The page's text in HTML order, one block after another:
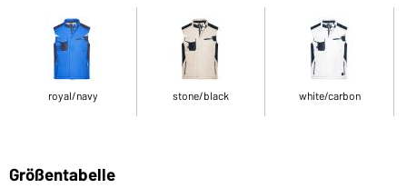
royal/navy stone/black white/carbon
Größentabelle